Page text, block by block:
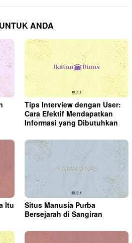
ANDA
Tips Interview dengan User:
Cara Efektif Mendapatkan
Informasi yang Dibutuhkan
Itu
Situs Manusia Purba
Bersejarah di Sangiran